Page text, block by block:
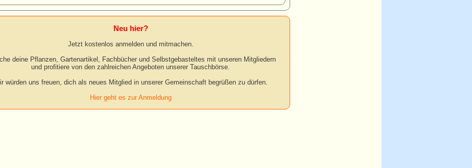
Neu hier?
Jetzt kostenlos anmelden und mitmachen.
deine Pflanzen, Gartenartikel, Fachbücher und Selbstgebasteltes mit unseren Mitgliedern
und profitiere von den zahlreichen Angeboten unserer Tauschbörse.
würden uns freuen, dich als neues Mitglied in unserer Gemeinschaft begrüßen zu dürfen.
Hier geht es zur Anmeldung